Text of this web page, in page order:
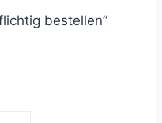
bestellen”